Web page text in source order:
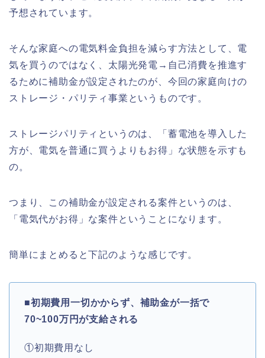
予想されています。
そんな家庭への電気料金負担を減らす方法として、電
気を買うのではなく、太陽光発電→自己消費を推進す
るために補助金が設定されたのが、今回の家庭向けの
ストレージ・パリティ事業というものです。
ストレージパリティというのは、「蓄電池を導入した
方が、電気を普通に買うよりもお得」な状態を示すも
の。
つまり、この補助金が設定される案件というのは、
「電気代がお得」な案件ということになります。
簡単にまとめると下記のような感じです。
■初期費用一切かからず、補助金が一括で
70~100万円が支給される
①初期費用なし